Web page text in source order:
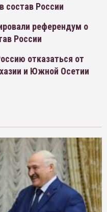
состав России
референдум о
России
отказаться от
и Южной Осетии